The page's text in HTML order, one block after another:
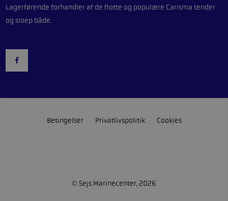
Lagerførende forhandler af de flotte og populære Carisma tender
og sloep både.
Betingelser Privatlivspolitik Cookies
© Sejs Marinecenter, 2026